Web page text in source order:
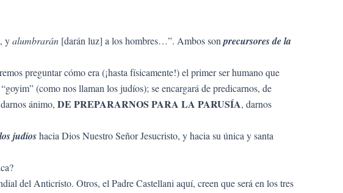
yalumbrarán [darán luz] a los hombres…”. Ambos son precursores de la
preguntar cómo era (¡hasta físicamente!) el primer ser humano que
(como nos llaman los judíos); se encargará de predicarnos, de
ánimo, DE PREPARARNOS PARA LA PARUSÍA, darnos
judíoshacia Dios Nuestro Señor Jesucristo, y hacia su única y santa
del Anticristo. Otros, el Padre Castellani aquí, creen que será en los tres